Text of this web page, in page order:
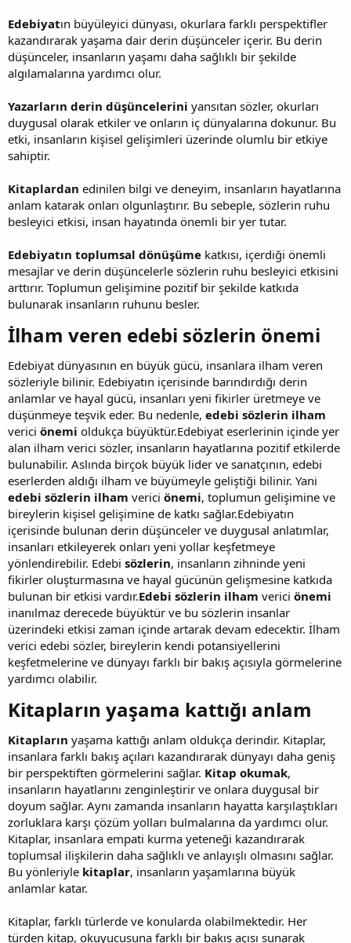
Edebiyatın büyüleyici dünyası, okurlara farklı perspektifler
kazandırarak yaşama dair derin düşünceler içerir. Bu derin
düşünceler, insanların yaşamı daha sağlıklı bir şekilde
algılamalarına yardımcı olur.
Yazarların derin düşüncelerini yansıtan sözler, okurları
duygusal olarak etkiler ve onların iç dünyalarına dokunur. Bu
etki, insanların kişisel gelişimleri üzerinde olumlu bir etkiye
sahiptir.
Kitaplardan edinilen bilgi ve deneyim, insanların hayatlarına
anlam katarak onları olgunlaştırır. Bu sebeple, sözlerin ruhu
besleyici etkisi, insan hayatında önemli bir yer tutar.
Edebiyatın toplumsal dönüşüme katkısı, içerdiği önemli
mesajlar ve derin düşüncelerle sözlerin ruhu besleyici etkisini
arttırır. Toplumun gelişimine pozitif bir şekilde katkıda
bulunarak insanların ruhunu besler.
İlham veren edebi sözlerin önemi​
Edebiyat dünyasının en büyük gücü, insanlara ilham veren
sözleriyle bilinir. Edebiyatın içerisinde barındırdığı derin
anlamlar ve hayal gücü, insanları yeni fikirler üretmeye ve
düşünmeye teşvik eder. Bu nedenle, edebi sözlerin ilham
verici önemi oldukça büyüktür.Edebiyat eserlerinin içinde yer
alan ilham verici sözler, insanların hayatlarına pozitif etkilerde
bulunabilir. Aslında birçok büyük lider ve sanatçının, edebi
eserlerden aldığı ilham ve büyümeyle geliştiği bilinir. Yani
edebi sözlerin ilham verici önemi, toplumun gelişimine ve
bireylerin kişisel gelişimine de katkı sağlar.Edebiyatın
içerisinde bulunan derin düşünceler ve duygusal anlatımlar,
insanları etkileyerek onları yeni yollar keşfetmeye
yönlendirebilir. Edebi sözlerin, insanların zihninde yeni
fikirler oluşturmasına ve hayal gücünün gelişmesine katkıda
bulunan bir etkisi vardır.Edebi sözlerin ilham verici önemi
inanılmaz derecede büyüktür ve bu sözlerin insanlar
üzerindeki etkisi zaman içinde artarak devam edecektir. İlham
verici edebi sözler, bireylerin kendi potansiyellerini
keşfetmelerine ve dünyayı farklı bir bakış açısıyla görmelerine
yardımcı olabilir.
Kitapların yaşama kattığı anlam​
Kitapların yaşama kattığı anlam oldukça derindir. Kitaplar,
insanlara farklı bakış açıları kazandırarak dünyayı daha geniş
bir perspektiften görmelerini sağlar. Kitap okumak,
insanların hayatlarını zenginleştirir ve onlara duygusal bir
doyum sağlar. Aynı zamanda insanların hayatta karşılaştıkları
zorluklara karşı çözüm yolları bulmalarına da yardımcı olur.
Kitaplar, insanlara empati kurma yeteneği kazandırarak
toplumsal ilişkilerin daha sağlıklı ve anlayışlı olmasını sağlar.
Bu yönleriyle kitaplar, insanların yaşamlarına büyük
anlamlar katar.
Kitaplar, farklı türlerde ve konularda olabilmektedir. Her
türden kitap, okuyucusuna farklı bir bakış açısı sunarak